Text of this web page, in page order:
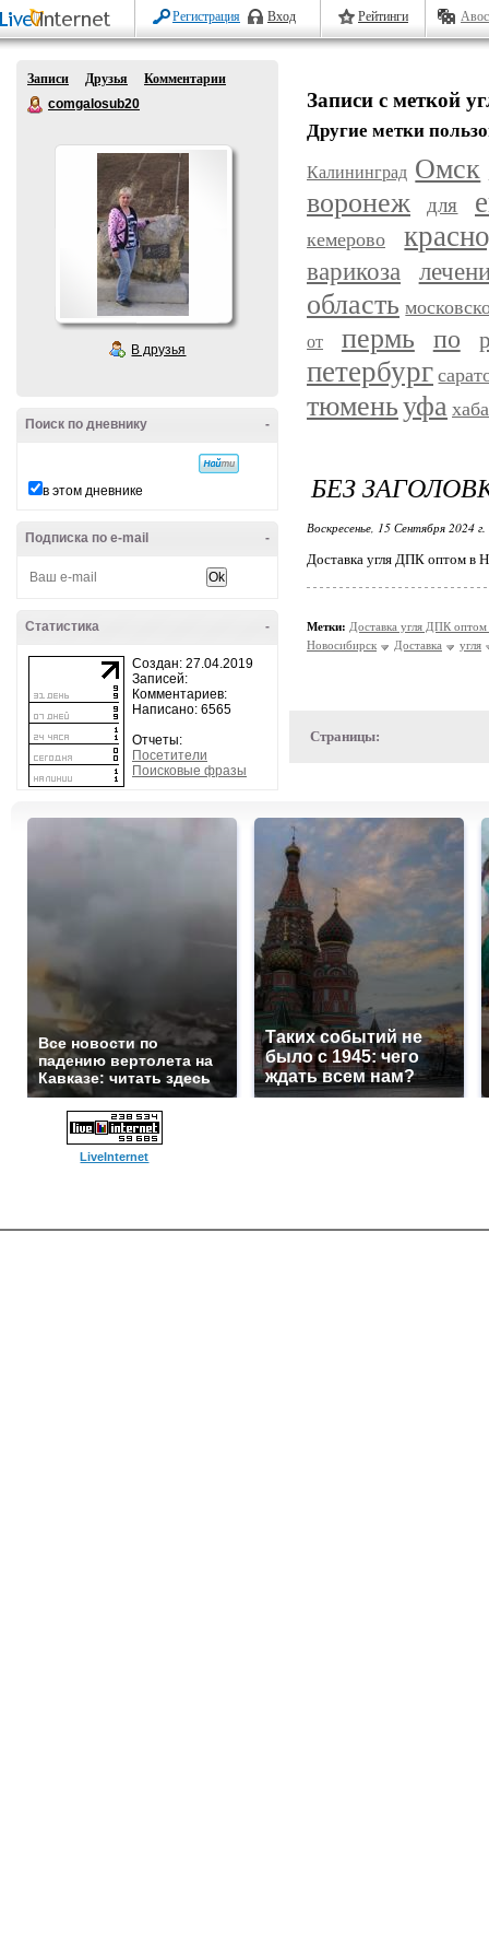
Регистрация Вход Рейтинги
Записи Друзья
Комментарии
comgalosub20
В друзья
-
Поиск по дневнику
в этом дневнике
-
Подписка по e-mail
-
Статистика
Создан: 27.04.2019
Записей:
Комментариев:
Написано: 6565
Отчеты:
Посетители
Поисковые фразы
Записи с меткой
Другие метки
Калининград Омск
воронеж для
кемерово
варикоза
область
от пермь по
петербург
тюменьуфа
БЕЗ
Воскресенье, 15 Сентября 2024
Доставка угля ДПК оптом в
Метки: Доставка угля ДПК оптом
Новосибирск
Доставка угля
Страницы:
Все новости по
падению вертолета на
Кавказе: читать здесь
Таких событий не
было с 1945: чего
ждать всем нам?
LiveInternet